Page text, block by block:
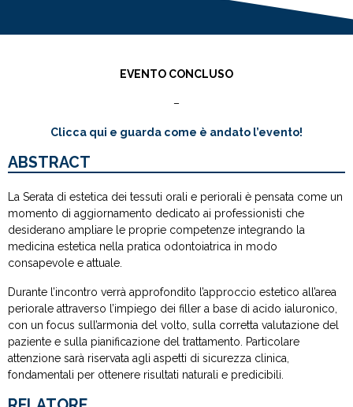
EVENTO CONCLUSO
–
Clicca qui e guarda come è andato l’evento!
ABSTRACT
La Serata di estetica dei tessuti orali e periorali è pensata come un
momento di aggiornamento dedicato ai professionisti che
desiderano ampliare le proprie competenze integrando la
medicina estetica nella pratica odontoiatrica in modo
consapevole e attuale.
Durante l’incontro verrà approfondito l’approccio estetico all’area
periorale attraverso l’impiego dei filler a base di acido ialuronico,
con un focus sull’armonia del volto, sulla corretta valutazione del
paziente e sulla pianificazione del trattamento. Particolare
attenzione sarà riservata agli aspetti di sicurezza clinica,
fondamentali per ottenere risultati naturali e predicibili.